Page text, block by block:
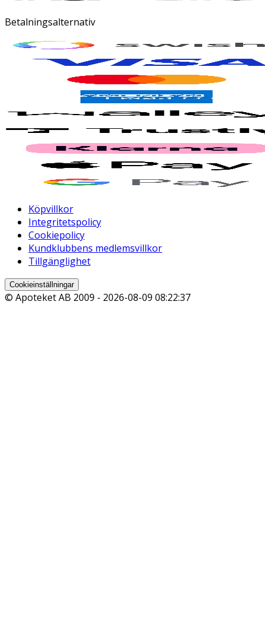
Betalningsalternativ
Köpvillkor
Integritetspolicy
Cookiepolicy
Kundklubbens medlemsvillkor
Tillgänglighet
Cookieinställningar
© Apoteket AB 2009 - 2026-08-09 08:22:37